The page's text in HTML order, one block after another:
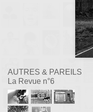
AUTRES & PAREILS
La Revue n°6